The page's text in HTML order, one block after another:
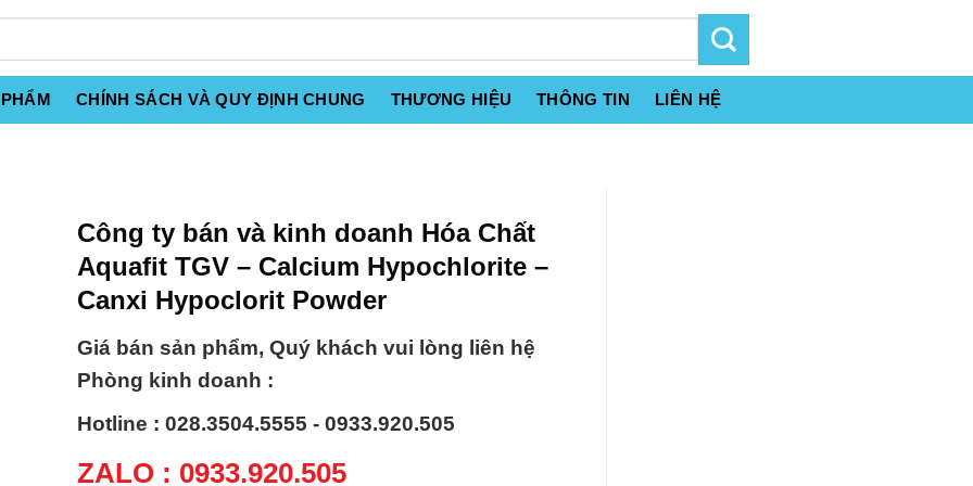
CHÍNH SÁCH VÀ QUY ĐỊNH CHUNG THƯƠNG HIỆU THÔNG TIN LIÊN HỆ
Công ty bán và kinh doanh Hóa Chất
Aquafit TGV – Calcium Hypochlorite –
Canxi Hypoclorit Powder
Giá bán sản phẩm, Quý khách vui lòng liên hệ
Phòng kinh doanh :
Hotline : 028.3504.5555 - 0933.920.505
ZALO : 0933.920.505